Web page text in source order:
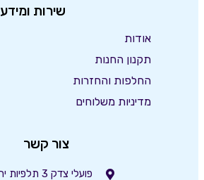
שירות ומידע
אודות
תקנון החנות
החלפות והחזרות
מדיניות משלוחים
צור קשר
פועלי צדק 3 תלפיות ירושלים